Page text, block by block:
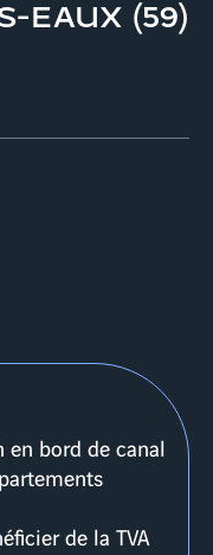
EAUX (59)
en bord de canal
de la TVA